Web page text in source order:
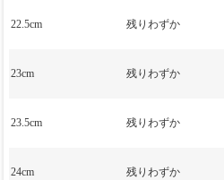
22.5cm 残りわずか
23cm 残りわずか
23.5cm 残りわずか
24cm 残りわずか